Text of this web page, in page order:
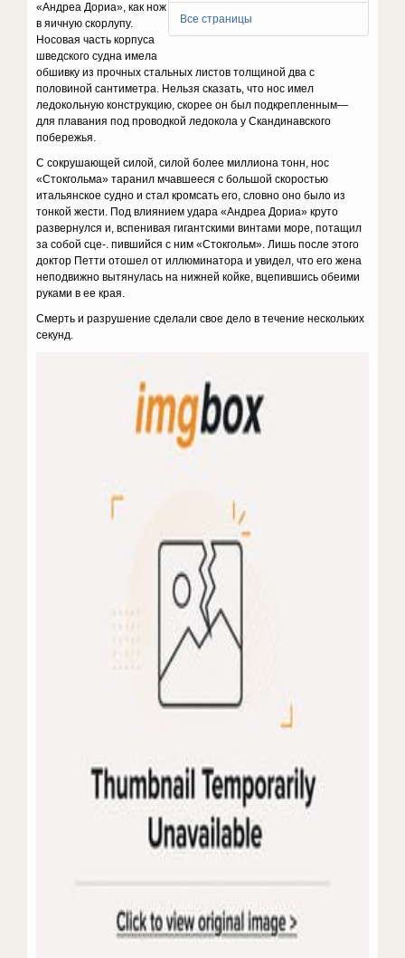
Все страницы
«Андреа Дориа», как нож
в яичную скорлупу.
Носовая часть корпуса
шведского судна имела
обшивку из прочных стальных листов толщиной два с
половиной сантиметра. Нельзя сказать, что нос имел
ледокольную конструкцию, скорее он был подкрепленным—
для плавания под проводкой ледокола у Скандинавского
побережья.
С сокрушающей силой, силой более миллиона тонн, нос
«Стокгольма» таранил мчавшееся с большой скоростью
итальянское судно и стал кромсать его, словно оно было из
тонкой жести. Под влиянием удара «Андреа Дориа» круто
развернулся и, вспенивая гигантскими винтами море, потащил
за собой сце-. пившийся с ним «Стокгольм». Лишь после этого
доктор Петти отошел от иллюминатора и увидел, что его жена
неподвижно вытянулась на нижней койке, вцепившись обеими
руками в ее края.
Смерть и разрушение сделали свое дело в течение нескольких
секунд.